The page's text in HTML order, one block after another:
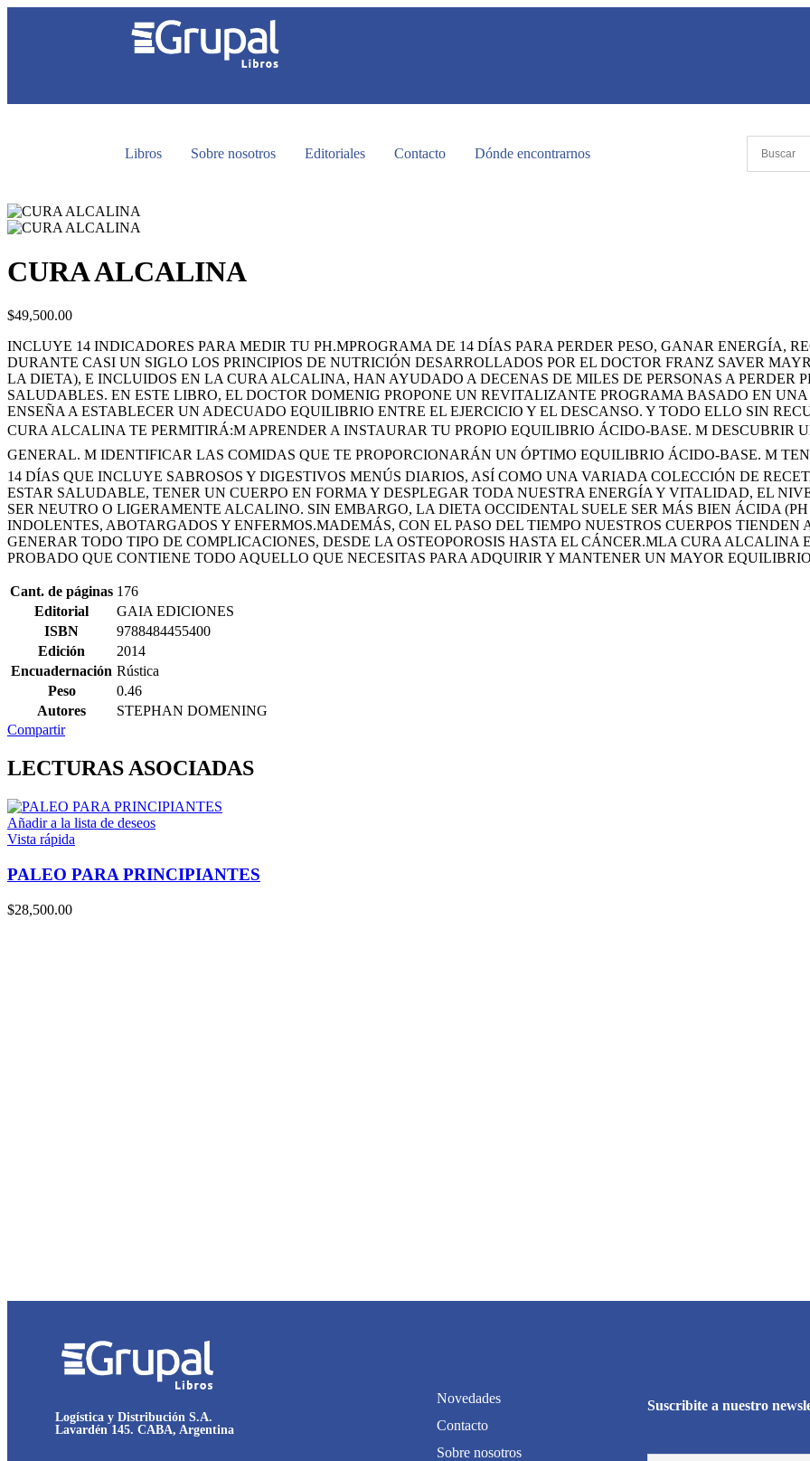
Libros Sobre nosotros Editoriales Contacto Dónde encontrarnos
CURA ALCALINA
$49,500.00
INCLUYE 14 INDICADORES PARA MEDIR TU PH.MPROGRAMA DE 14 DÍAS PARA PERDER PESO, GANAR ENERGÍA,
DURANTE CASI UN SIGLO LOS PRINCIPIOS DE NUTRICIÓN DESARROLLADOS POR EL DOCTOR FRANZ SAVER
LA DIETA), E INCLUIDOS EN LA CURA ALCALINA, HAN AYUDADO A DECENAS DE MILES DE PERSONAS A PERDER
SALUDABLES. EN ESTE LIBRO, EL DOCTOR DOMENIG PROPONE UN REVITALIZANTE PROGRAMA BASADO EN
ENSEÑA A ESTABLECER UN ADECUADO EQUILIBRIO ENTRE EL EJERCICIO Y EL DESCANSO. Y TODO ELLO SIN
CURA ALCALINA TE PERMITIRÁ:M APRENDER A INSTAURAR TU PROPIO EQUILIBRIO ÁCIDO-BASE. M
GENERAL. M IDENTIFICAR LAS COMIDAS QUE TE PROPORCIONARÁN UN ÓPTIMO EQUILIBRIO ÁCIDO-BASE. M
14 DÍAS QUE INCLUYE SABROSOS Y DIGESTIVOS MENÚS DIARIOS, ASÍ COMO UNA VARIADA COLECCIÓN DE
ESTAR SALUDABLE, TENER UN CUERPO EN FORMA Y DESPLEGAR TODA NUESTRA ENERGÍA Y VITALIDAD, EL
SER NEUTRO O LIGERAMENTE ALCALINO. SIN EMBARGO, LA DIETA OCCIDENTAL SUELE SER MÁS BIEN ÁCIDA
INDOLENTES, ABOTARGADOS Y ENFERMOS.MADEMÁS, CON EL PASO DEL TIEMPO NUESTROS CUERPOS
GENERAR TODO TIPO DE COMPLICACIONES, DESDE LA OSTEOPOROSIS HASTA EL CÁNCER.MLA CURA ALCALINA
PROBADO QUE CONTIENE TODO AQUELLO QUE NECESITAS PARA ADQUIRIR Y MANTENER UN MAYOR
Cant. de páginas 176
Editorial
GAIA EDICIONES
ISBN
9788484455400
Edición
2014
Encuadernación Rústica
Peso
0.46
Autores
STEPHAN DOMENING
Compartir
LECTURAS ASOCIADAS
Añadir a la lista de deseos
Vista rápida
PALEO PARA PRINCIPIANTES
$28,500.00
Logística y Distribución S.A.
Lavardén 145. CABA, Argentina
Novedades
Contacto
Sobre nosotros
Suscribite a nuestro